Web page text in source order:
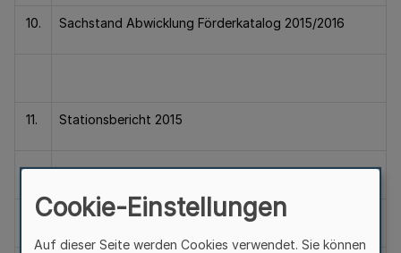
10. Sachstand Abwicklung Förderkatalog 2015/2016
11. Stationsbericht 2015
12. Gesamtmobilität im VRR
Cookie-Einstellungen
Auf dieser Seite werden Cookies verwendet. Sie können